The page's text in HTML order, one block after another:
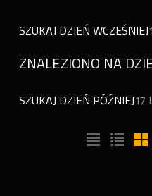
SZUKAJ DZIEŃ WCZEŚNIEJ
ZNALEZIONO NA
SZUKAJ DZIEŃ PÓŹNIEJ17